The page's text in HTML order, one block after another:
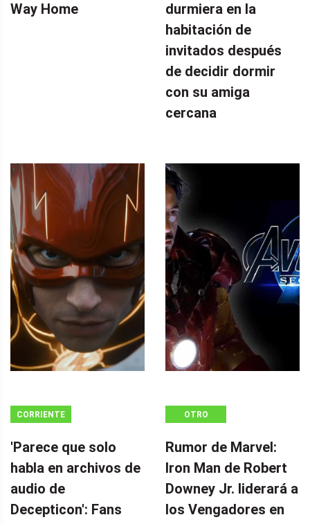
Way Home
durmiera en la
habitación de
invitados después
de decidir dormir
con su amiga
cercana
CORRIENTE
'Parece que solo
habla en archivos de
audio de
Decepticon': Fans
OTRO
Rumor de Marvel:
Iron Man de Robert
Downey Jr. liderará a
los Vengadores en